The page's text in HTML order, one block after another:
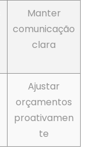
Manter
comunicação
clara
Ajustar
orçamentos
proativamen
te